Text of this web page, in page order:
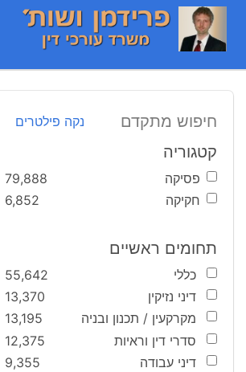
חיפוש מתקדם נקה פילטרים
קטגוריה
פסיקה
79,888
חקיקה
6,852
תחומים ראשיים
כללי
55,642
דיני נזיקין
13,370
מקרקעין / תכנון ובניה
13,195
סדרי דין וראיות
12,375
דיני עבודה
9,355